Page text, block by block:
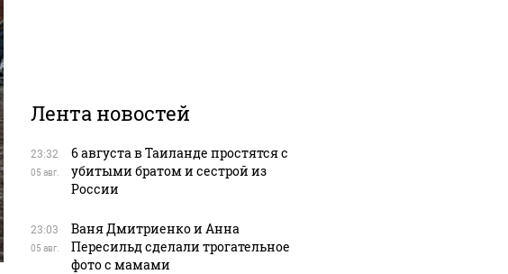
Лента новостей
23:32
05 авг.
6 августа в Таиланде простятся с
убитыми братом и сестрой из
России
23:03
05 авг.
Ваня Дмитриенко и Анна
Пересильд сделали трогательное
фото с мамами